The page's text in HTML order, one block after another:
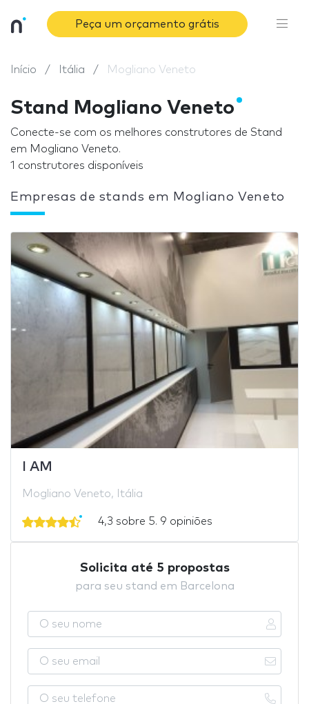
Peça um orçamento grátis
Início Itália Mogliano Veneto
Stand Mogliano Veneto
Conecte-se com os melhores construtores de Stand
em Mogliano Veneto.
1 construtores disponíveis
Empresas de stands em Mogliano Veneto
I AM
Mogliano Veneto, Itália
4,3 sobre 5. 9 opiniões
Solicita até 5 propostas
para seu stand em Barcelona